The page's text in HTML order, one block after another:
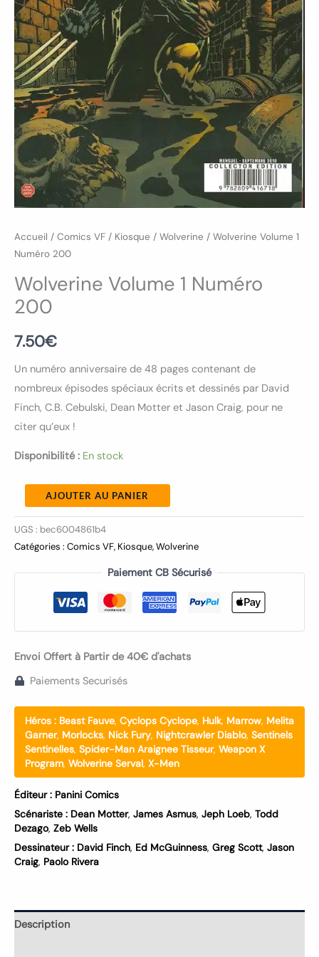
Accueil / Comics VF / Kiosque / Wolverine / Wolverine Volume 1
Numéro 200
Wolverine Volume 1 Numéro
200
7.50€
Un numéro anniversaire de 48 pages contenant de
nombreux épisodes spéciaux écrits et dessinés par David
Finch, C.B. Cebulski, Dean Motter et Jason Craig, pour ne
citer qu’eux !
Disponibilité : En stock
AJOUTER AU PANIER
UGS : bec6004861b4
Catégories : Comics VF, Kiosque,Wolverine
Paiement CB Sécurisé
Envoi Offert à Partir de 40€ d'achats
Paiements Securisés
Héros : Beast Fauve, Cyclops Cyclope, Hulk, Marrow, Melita
Garner, Morlocks, Nick Fury, Nightcrawler Diablo, Sentinels
Sentinelles, Spider-Man Araignee Tisseur, Weapon X
Program, Wolverine Serval, X-Men
Éditeur : Panini Comics
Scénariste : Dean Motter, James Asmus, Jeph Loeb, Todd
Dezago, Zeb Wells
Dessinateur : David Finch, Ed McGuinness, Greg Scott, Jason
Craig, Paolo Rivera
Description